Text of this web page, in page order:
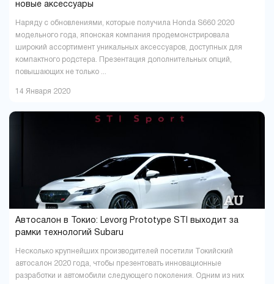
новые аксессуары
Наряду с обновлениями, которые получила Honda S660 2020
модельного года, японская компания продемонстрировала
широкий ассортимент уникальных аксессуаров, доступных для
компактного родстера. Презентация дополнительных опций,
повышающих не только ...
14 Января 2020
Автосалон в Токио: Levorg Prototype STI выходит за
рамки технологий Subaru
Несколько крупнейших производителей посетили Токийский
автосалон 2020 года, чтобы презентовать инновационные
разработки и автомобили следующего поколения. Одним из них